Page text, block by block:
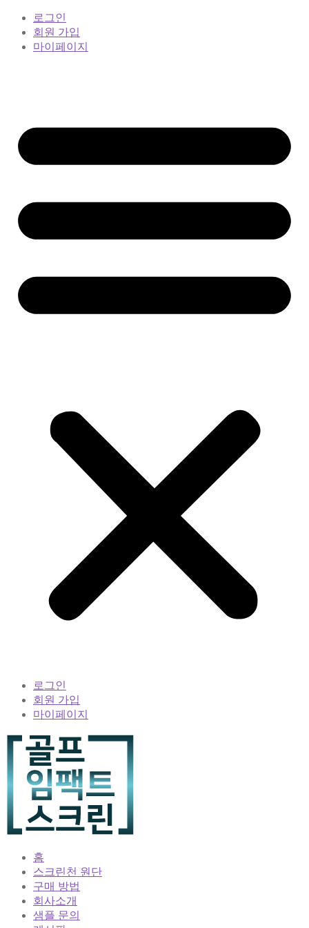
로그인
회원 가입
마이페이지
로그인
회원 가입
마이페이지
홈
스크린천 원단
구매 방법
회사소개
샘플 문의